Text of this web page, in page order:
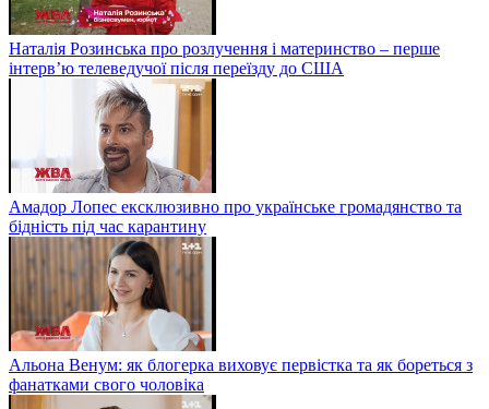
Наталія Розинська про розлучення і материнство – перше
інтерв’ю телеведучої після переїзду до США
Амадор Лопес ексклюзивно про українське громадянство та
бідність під час карантину
Альона Венум: як блогерка виховує первістка та як бореться з
фанатками свого чоловіка